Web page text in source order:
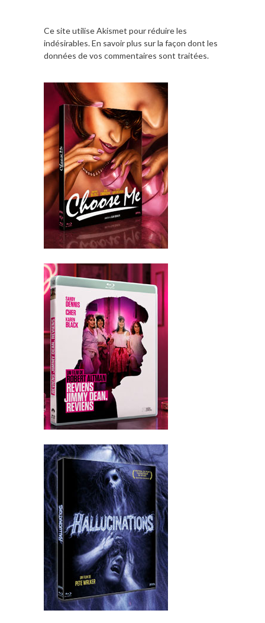
Ce site utilise Akismet pour réduire les
indésirables.En savoir plus sur la façon dont les
données de vos commentaires sont traitées.